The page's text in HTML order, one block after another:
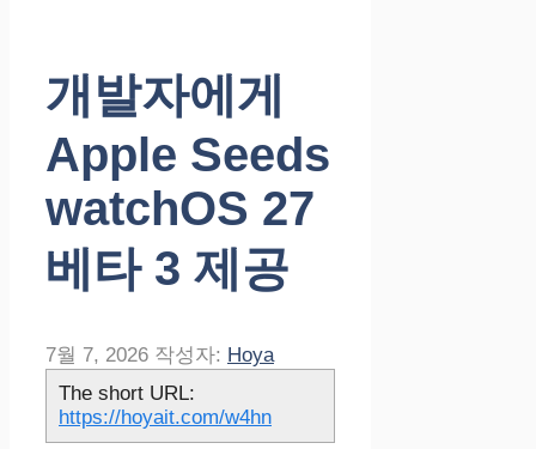
개발자에게
Apple Seeds
watchOS 27
베타 3 제공
7월 7, 2026 작성자: Hoya
The short URL:
https://hoyait.com/w4hn